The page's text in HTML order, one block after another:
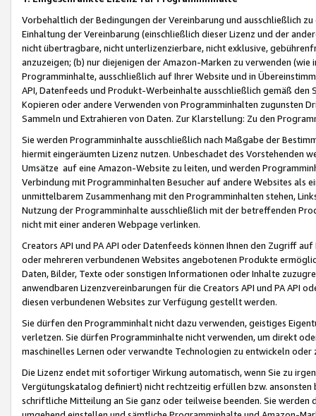
Vorbehaltlich der Bedingungen der Vereinbarung und ausschließlich
Einhaltung der Vereinbarung (einschließlich dieser Lizenz und der
nicht übertragbare, nicht unterlizenzierbare, nicht exklusive,
anzuzeigen; (b) nur diejenigen der Amazon-Marken zu verwenden
Programminhalte, ausschließlich auf Ihrer Website und in
API, Datenfeeds und Produkt-Werbeinhalte ausschließlich gemäß
Kopieren oder andere Verwenden von Programminhalten zugunsten
Sammeln und Extrahieren von Daten. Zur Klarstellung: Zu den
Sie werden Programminhalte ausschließlich nach Maßgabe der
hiermit eingeräumten Lizenz nutzen. Unbeschadet des Vorstehenden
Umsätze auf eine Amazon-Website zu leiten, und werden
Verbindung mit Programminhalten Besucher auf andere Websites als
unmittelbarem Zusammenhang mit den Programminhalten stehen,
Nutzung der Programminhalte ausschließlich mit der betreffenden
nicht mit einer anderen Webpage verlinken.
Creators API und PA API oder Datenfeeds können Ihnen den Zugriff
oder mehreren verbundenen Websites angebotenen Produkte
Daten, Bilder, Texte oder sonstigen Informationen oder Inhalte
anwendbaren Lizenzvereinbarungen für die Creators API und PA API
diesen verbundenen Websites zur Verfügung gestellt werden.
Sie dürfen den Programminhalt nicht dazu verwenden, geistiges
verletzen. Sie dürfen Programminhalte nicht verwenden, um direkt
maschinelles Lernen oder verwandte Technologien zu entwickeln
Die Lizenz endet mit sofortiger Wirkung automatisch, wenn Sie zu
Vergütungskatalog definiert) nicht rechtzeitig erfüllen bzw. ansonsten
schriftliche Mitteilung an Sie ganz oder teilweise beenden. Sie werden